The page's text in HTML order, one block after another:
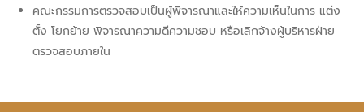
คณะกรรมการตรวจสอบเป็นผู้พิจารณาและให้ความเห็นในการ แต่ง
ตั้ง โยกย้าย พิจารณาความดีความชอบ หรือเลิกจ้างผู้บริหารฝ่าย
ตรวจสอบภายใน